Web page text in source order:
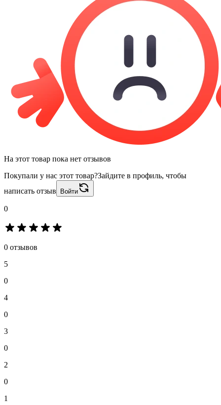
На этот товар пока нет отзывов
Покупали у нас этот товар?Зайдите в профиль, чтобы
написать отзыв
Войти
0
0 отзывов
5
0
4
0
3
0
2
0
1